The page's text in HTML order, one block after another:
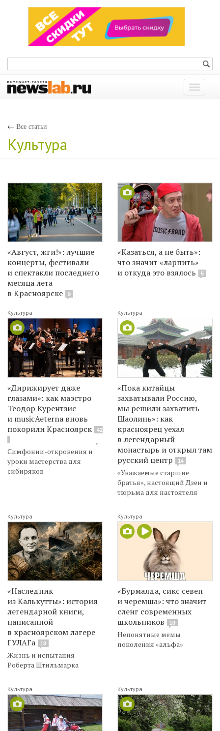
Показать
меню
← Все статьи
Культура
«Август, жги!»: лучшие
концерты, фестивали
и спектакли последнего
месяца лета
в Красноярске
9
«Казаться, а не быть»:
что значит «ларпить»
и откуда это взялось
5
Культура
«Дирижирует даже
глазами»: как маэстро
Теодор Курентзис
и musicAeterna вновь
покорили Красноярск
42
Симфонии-откровения и
уроки мастерства для
сибиряков
Культура
«Пока китайцы
захватывали Россию,
мы решили захватить
Шаолинь»: как
красноярец уехал
в легендарный
монастырь и открыл там
русский центр
14
«Уважаемые старшие
братья», настоящий Дзен и
тюрьма для настоятеля
Культура
«Наследник
из Калькутты»: история
легендарной книги,
написанной
в красноярском лагере
ГУЛАГа
18
Жизнь и испытания
Роберта Штильмарка
Культура
«Бурмалда, сикс севен
и черемша»: что значит
сленг современных
школьников
10
Непонятные мемы
поколения «альфа»
Культура Культура